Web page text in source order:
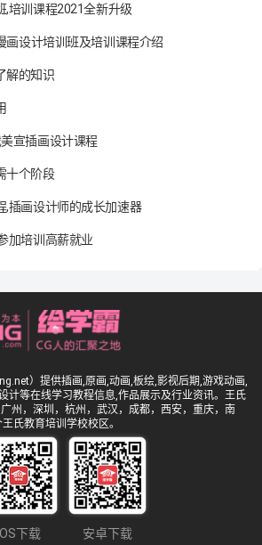
,培训课程2021全新升级
画设计培训班及培训课程介绍
解的知识
宣插画设计课程
十个阶段
,插画设计师的成长加速器
加培训高薪就业
）提供插画,原画,动画,板绘,影视后期,游戏动画,
计等在线学习教程信息,作品展示及行业资讯。王氏
州，深圳，杭州，武汉，成都，西安，重庆，南
氏教育培训学校校区。
IOS下载 安卓下载